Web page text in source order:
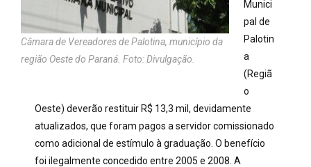
Câmara de Vereadores de Palotina, município da
região Oeste do Paraná. Foto: Divulgação.
Munici
pal de
Palotin
a
(Regiã
o
Oeste) deverão restituir R$ 13,3 mil, devidamente
atualizados, que foram pagos a servidor comissionado
como adicional de estímulo à graduação. O benefício
foi ilegalmente concedido entre 2005 e 2008. A